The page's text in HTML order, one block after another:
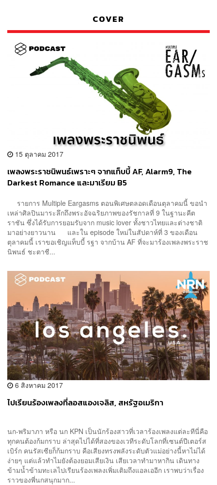
COVER
15 ตุลาคม 2017
เพลงพระราชนิพนธ์เพราะๆ จากแท็บบี้ AF, Alarm9, The
Darkest Romance และมาเรียม B5
รายการ Multiple Eargasms ตอนพิเศษตลอดเดือนตุลาคมนี้ ขอนำ
เหล่าศิลปินมาระลึกถึงพระอัจฉริยภาพของรัชกาลที่ 9 ในฐานะคีต
ราชัน ซึ่งได้รับการยอมรับจาก music lover ทั้งชาวไทยและต่างชาติ
มาอย่างยาวนาน และใน episode ใหม่ในสัปดาห์ที่ 3 ของเดือน
ตุลาคมนี้ เราขอเชิญแท็บบี้ รฐา จากบ้าน AF ที่จะมาร้องเพลงพระราช
นิพนธ์ ชะตาชี...
6 สิงหาคม 2017
ไปเรียนร้องเพลงที่ลอสแองเจลิส, สหรัฐอเมริกา
นก-พริมาภา หรือ นก KPN เป็นนักร้องสาวที่เวลาร้องเพลงแต่ละทีนี่คือ
ทุกคนต้องก้มกราบ ล่าสุดไปได้ที่สองของเวทีระดับโลกที่เซนต์ปีเตอร์ส
เบิร์ก คนรัสเซียก็ก้มกราบ คือเสียงทรงพลังระดับตัวแม่อย่างนี้หาไม่ได้
ง่ายๆ แต่แล้วทำไมยังต้องยอมเสียเงิน เสียเวลาทำมาหากิน เดินทาง
ข้ามน้ำข้ามทะเลไปเรียนร้องเพลงเพิ่มเติมถึงแอลเออีก เราพบว่าเรื่อง
ราวของพี่นกสนุกมาก...